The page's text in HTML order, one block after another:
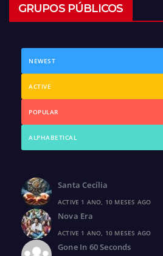
GRUPOS PÚBLICOS
NEWEST
ACTIVE
POPULAR
ALPHABETICAL
Santa Cecília
ACTIVE 1 ANO, 10 MESES AGO
Nova Era
ACTIVE 1 ANO, 10 MESES AGO
Gone In 60 Seconds